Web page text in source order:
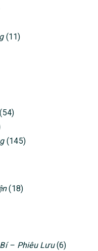
(11)
(145)
(18)
– Phiêu Lưu(6)